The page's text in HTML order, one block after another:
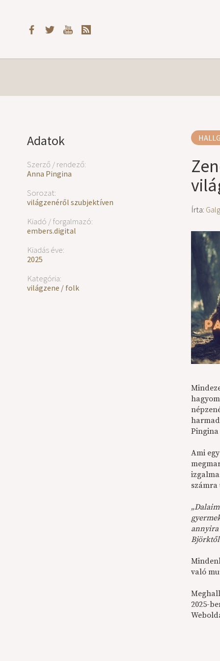
Adatok
Szerző / rendező:
Anna Pingina
Sorozat:
világzenéről szubjektíven
Kiadó / forgalmazó:
embers.digital
Kiadás éve:
2025
Kategória:
világzene / folk
Írta:
Ami
számra
annyira
Björktől
való
2025-